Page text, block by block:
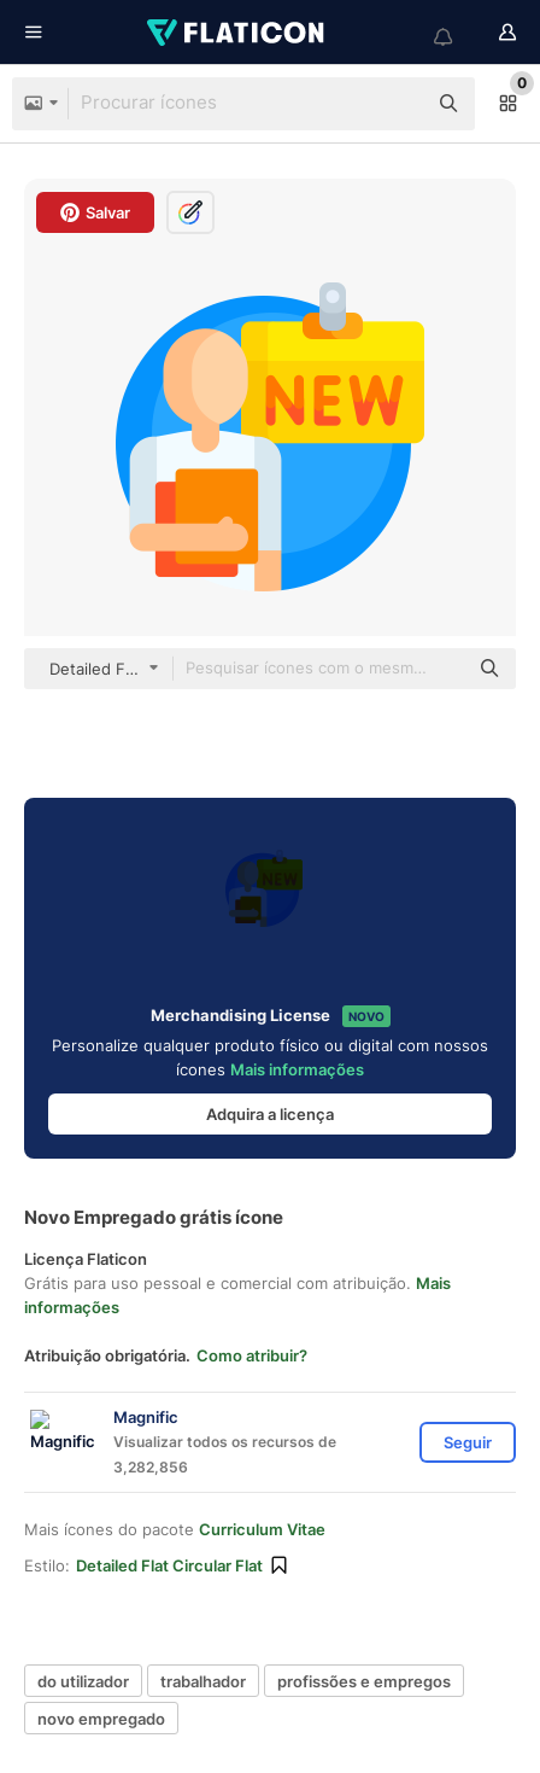
0
Salvar
Detailed Flat Circular Flat
Merchandising License NOVO
Personalize qualquer produto físico ou digital com nossos
ícones Mais informações
Adquira a licença
Novo Empregado grátis ícone
Licença Flaticon
Grátis para uso pessoal e comercial com atribuição. Mais
informações
Atribuição obrigatória. Como atribuir?
Magnific
Visualizar todos os recursos de
3,282,856
Seguir
Mais ícones do pacote Curriculum Vitae
Estilo: Detailed Flat Circular Flat
do utilizador trabalhador
profissões e empregos
novo empregado